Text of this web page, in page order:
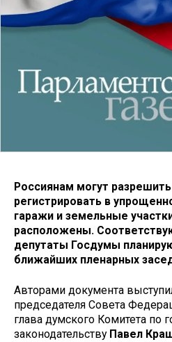
Россиянам могут
регистрировать в
гаражи и земельные
расположены.
депутаты Госдумы
ближайших пленарных
Авторами документа
председателя Совета
глава думского Комитета по
законодательству Павел